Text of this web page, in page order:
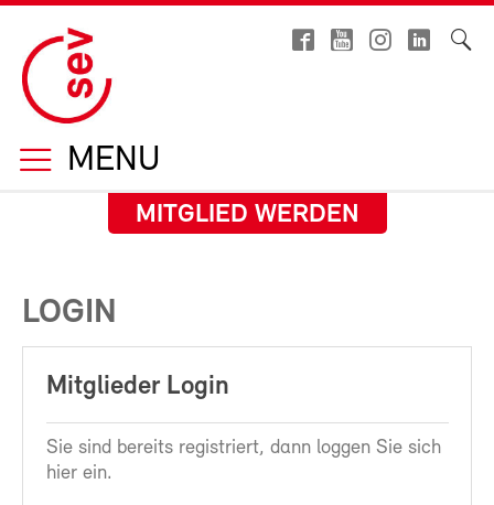
MENU
MITGLIED WERDEN
LOGIN
Mitglieder Login
Sie sind bereits registriert, dann loggen Sie sich
hier ein.